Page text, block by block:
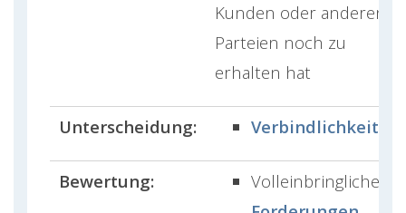
Kunden oder anderen
Parteien noch zu
erhalten hat
Unterscheidung: Verbindlichkeiten
Bewertung:
Volleinbringliche